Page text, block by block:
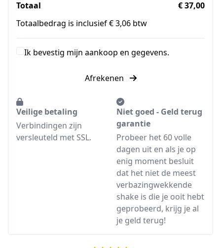
Totaal
€ 37,00
Totaalbedrag is inclusief € 3,06 btw
Ik bevestig mijn aankoop en gegevens.
Afrekenen
Veilige betaling
Verbindingen zijn
versleuteld met SSL.
Niet goed - Geld terug
garantie
Probeer het 60 volle
dagen uit en als je op
enig moment besluit
dat het niet de meest
verbazingwekkende
shake is die je ooit hebt
geprobeerd, krijg je al
je geld terug!